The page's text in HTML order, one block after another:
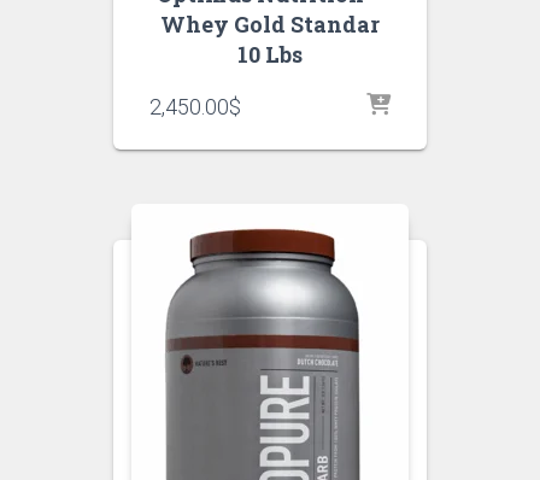
Whey Gold Standar
10 Lbs
2,450.00$